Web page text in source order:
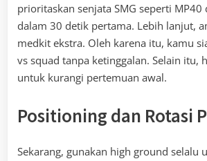
prioritaskan senjata SMG seperti MP40
dalam 30 detik pertama. Lebih lanjut,
medkit ekstra. Oleh karena itu, kamu
vs squad tanpa ketinggalan. Selain itu,
untuk kurangi pertemuan awal.
Positioning dan Rotasi
Sekarang, gunakan high ground selalu